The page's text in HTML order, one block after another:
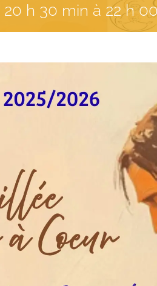
20 h 30 min à 22 h